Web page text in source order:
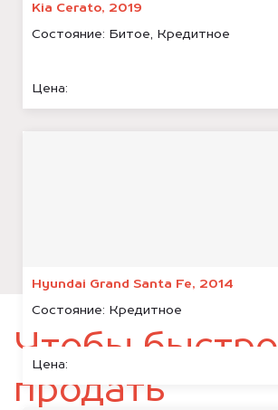
Kia Cerato, 2019
Состояние: Битое, Кредитное
Цена:
Hyundai Grand Santa Fe, 2014
Состояние: Кредитное
Цена:
Чтобы быстро
продать